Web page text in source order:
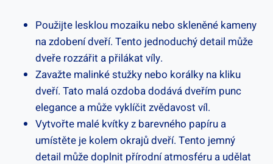
Použijte lesklou mozaiku nebo skleněné kameny
na zdobení dveří. Tento jednoduchý detail může
dveře rozzářit a přilákat víly.
Zavažte malinké stužky nebo korálky na kliku
dveří. Tato malá ozdoba dodává dveřím punc
elegance a může vyklíčit zvědavost víl.
Vytvořte malé kvítky z barevného papíru a
umístěte je kolem okrajů dveří. Tento jemný
detail může doplnit přírodní atmosféru a udělat